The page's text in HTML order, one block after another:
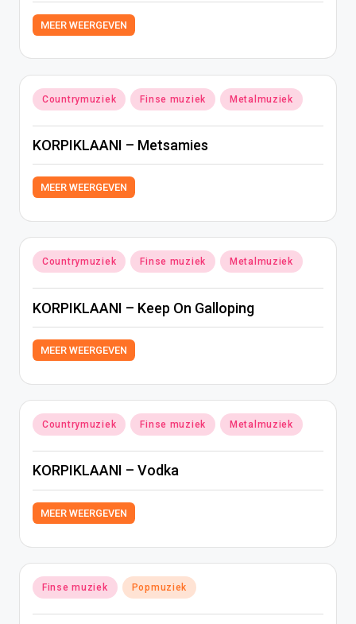
MEER WEERGEVEN
Geplaatst
in
Countrymuziek Finse muziek Metalmuziek
KORPIKLAANI – Metsamies
MEER WEERGEVEN
Geplaatst
in
Countrymuziek Finse muziek Metalmuziek
KORPIKLAANI – Keep On Galloping
MEER WEERGEVEN
Geplaatst
in
Countrymuziek Finse muziek Metalmuziek
KORPIKLAANI – Vodka
MEER WEERGEVEN
Geplaatst
in
Finse muziek Popmuziek